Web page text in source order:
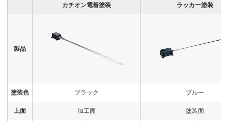
カチオン電着塗装 ラッカー塗装
製品
塗装色 ブラック ブルー
上面 加工面 塗装面